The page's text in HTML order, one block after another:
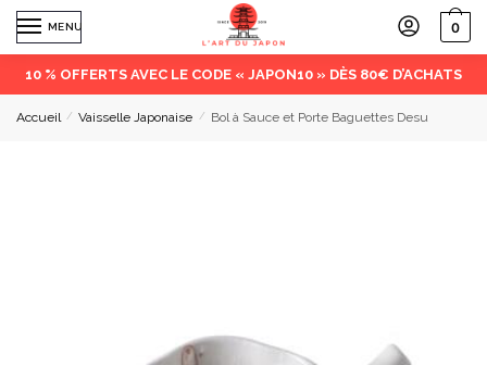
MENU 0
10 % OFFERTS AVEC LE CODE « JAPON10 » DÈS 80€ D’ACHATS
Accueil / Vaisselle Japonaise / Bol à Sauce et Porte Baguettes Desu